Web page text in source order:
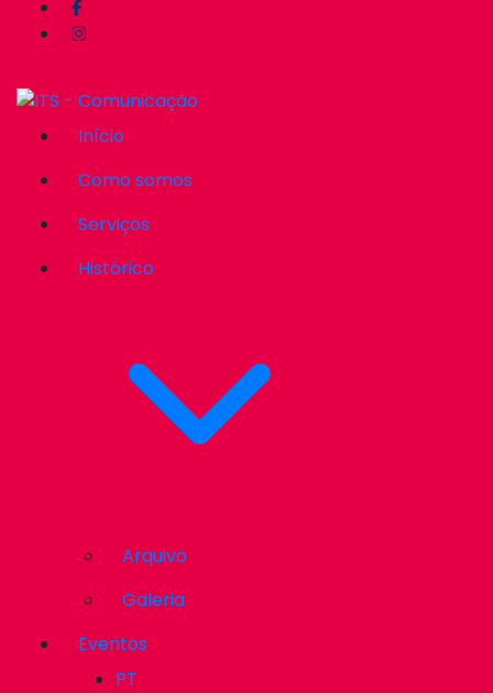
Início
Como somos
Serviços
Histórico
Arquivo
Galeria
Eventos
PT